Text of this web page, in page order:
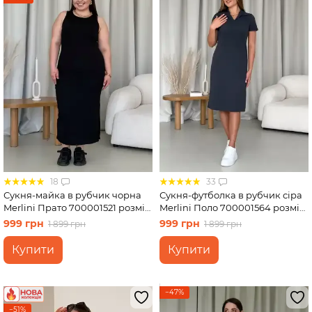
18
Сукня-майка в рубчик чорна
Merlini Прато 700001521 розмір
2XL-3XL
999 грн 1 899 грн
Купити
33
Сукня-футболка в рубчик сіра
Merlini Поло 700001564 розмір
L-XL
999 грн 1 899 грн
Купити
−51%
−47%